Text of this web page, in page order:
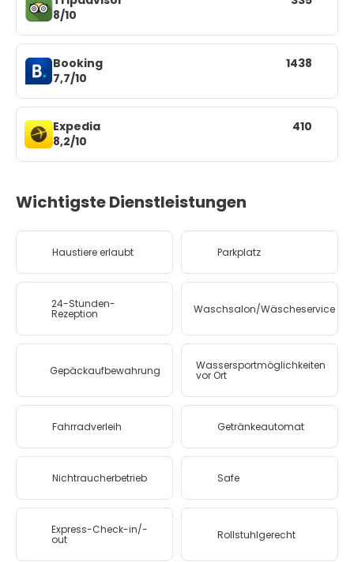
8/10
Booking
7,7/10
1438
Expedia
8,2/10
410
Wichtigste Dienstleistungen
Haustiere erlaubt Parkplatz
24-Stunden-
Rezeption Waschsalon/Wäscheservice
Gepäckaufbewahrung Wassersportmöglichkeiten
vor Ort
Fahrradverleih Getränkeautomat
Nichtraucherbetrieb Safe
Express-Check-in/-
out Rollstuhlgerecht